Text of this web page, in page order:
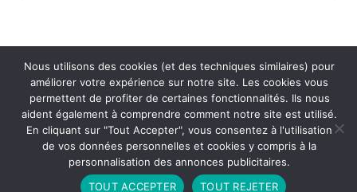
Nous utilisons des cookies (et des techniques similaires) pour
améliorer votre expérience sur notre site. Les cookies vous
permettent de profiter de certaines fonctionnalités. Ils nous
aident également à comprendre comment notre site est utilisé.
En cliquant sur "Tout Accepter", vous consentez à l'utilisation
de vos données personnelles et cookies y compris à la
personnalisation des annonces publicitaires.
TOUT ACCEPTER
TOUT REJETER